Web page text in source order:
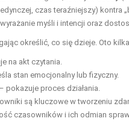
czas teraźniejszy)
myśli i intencji oraz
określić, co się dzieje. Oto
na akt czytania.
stan emocjonalny lub fizyczny.
pokazuje proces działania.
są kluczowe w tworzeniu
czasowników i ich odmian